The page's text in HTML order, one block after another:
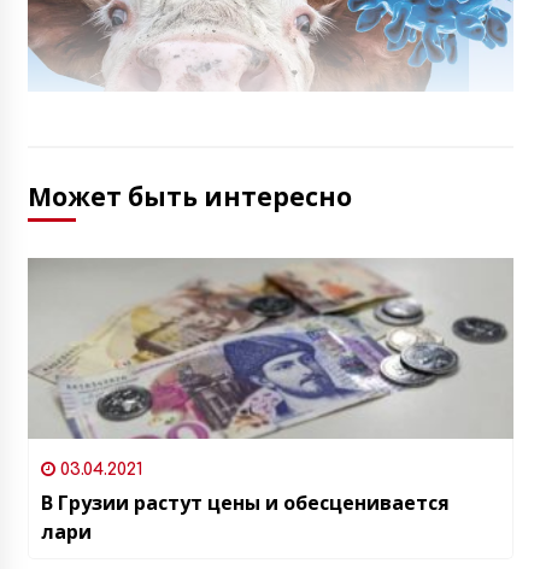
Может быть интересно
03.04.2021
В Грузии растут цены и обесценивается
лари